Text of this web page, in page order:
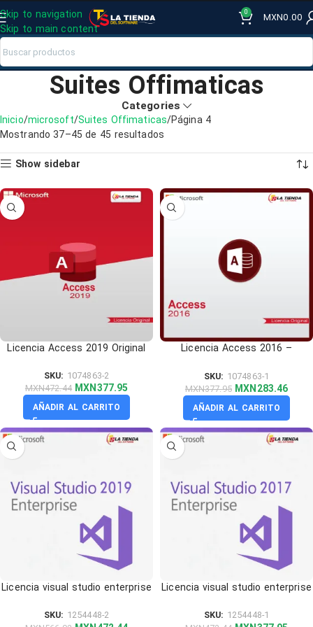
Skip to navigation
Skip to main content
0 MXN0.00
Suites Offimaticas
Categories
Inicio microsoft Suites Offimaticas Página 4
Mostrando 37–45 de 45 resultados
Show sidebar
Licencia Access 2019 Original
SKU: 1074863-2
MXN472.44 MXN 377.95
AÑADIR AL CARRITO
Licencia Access 2016 –
SKU: 1074863-1
MXN377.95 MXN 283.46
AÑADIR AL CARRITO
Licencia visual studio enterprise
SKU: 1254448-2
Licencia visual studio enterprise
SKU: 1254448-1